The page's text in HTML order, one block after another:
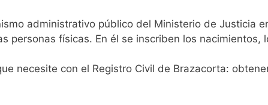
administrativo público del Ministerio de Justicia
personas físicas. En él se inscriben los nacimientos,
necesite con el Registro Civil de Brazacorta: